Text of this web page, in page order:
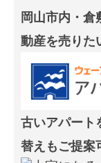
岡山市内・倉
動産を売りた
古いアパート
替えもご提案